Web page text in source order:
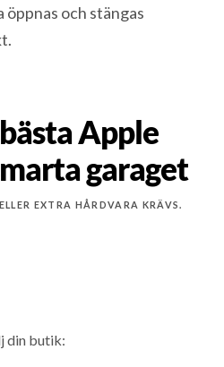
öppnas och stängas
Apple
garaget
EXTRA HÅRDVARA KRÄVS.
din butik: